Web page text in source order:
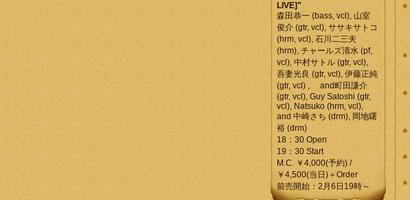
LIVE]"
森田恭一 (bass, vcl), 山室
俊介 (gtr, vcl), ササキサトコ
(hrm, vcl), 石川二三夫
(hrm), チャールズ清水 (pf,
vcl), 中村サトル (gtr, vcl),
吾妻光良 (gtr, vcl), 伊藤正純
(gtr, vcl) , and町田謙介
(gtr, vcl), Guy Satoshi (gtr,
vcl), Natsuko (hrm, vcl),
and 中崎さち (drm), 岡地曙
裕 (drm)
18：30 Open
19：30 Start
M.C. ￥4,000(予約) /
￥4,500(当日)＋Order
前売開始：2月6日19時～